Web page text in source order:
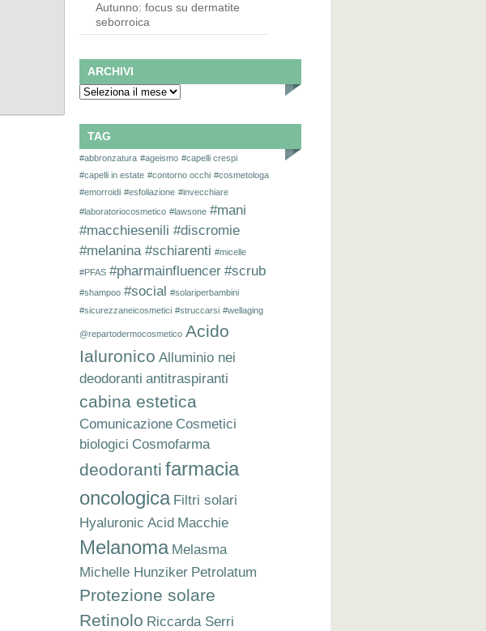
Autunno: focus su dermatite
seborroica
ARCHIVI
Archivi
TAG
#abbronzatura #ageismo #capelli crespi
#capelli in estate #contorno occhi #cosmetologa
#emorroidi #esfoliazione #invecchiare
#laboratoriocosmetico #lawsone #mani
#macchiesenili #discromie
#melanina #schiarenti #micelle
#PFAS #pharmainfluencer #scrub
#shampoo #social #solariperbambini
#sicurezzaneicosmetici #struccarsi #wellaging
@repartodermocosmetico Acido
Ialuronico Alluminio nei
deodoranti antitraspiranti
cabina estetica
Comunicazione Cosmetici
biologici Cosmofarma
deodoranti farmacia
oncologica Filtri solari
Hyaluronic Acid Macchie
Melanoma Melasma
Michelle Hunziker Petrolatum
Protezione solare
Retinolo Riccarda Serri